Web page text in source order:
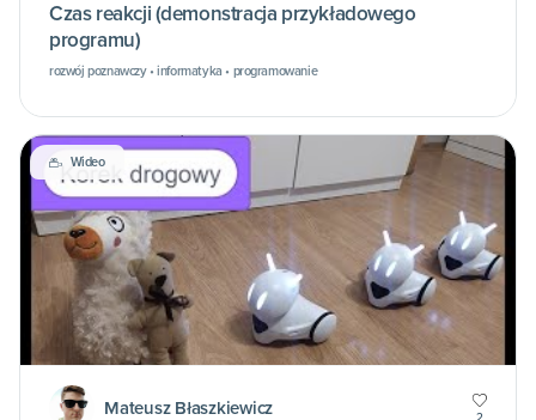
Czas reakcji (demonstracja przykładowego
programu)
rozwój poznawczy • informatyka • programowanie
Wideo
Mateusz Błaszkiewicz